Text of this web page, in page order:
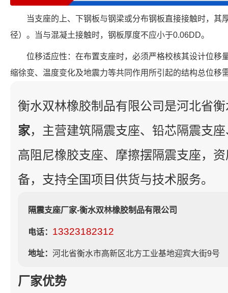
当支座的上、下钢板与钢梁或分布钢板直接接触时，其
径）。当与混凝土接触时，钢板厚度不应小于0.06DD。
位移适应性：在布置支座时，必须严格校核其设计位移
缩徐变、温度变化及地震力等共同作用所引起的结构总位移
衡水双林橡胶制品有限公司是河北省
家，主营建筑隔震支座、铅芯隔震支
高阻尼橡胶支座、摩擦摆隔震支座，
备，支持全国项目供货与技术服务。
隔震支座厂家-衡水双林橡胶制品有限公司
电话： 13323182312
地址： 河北省衡水市高新区北方工业基地迎宾大街9号
厂家优势